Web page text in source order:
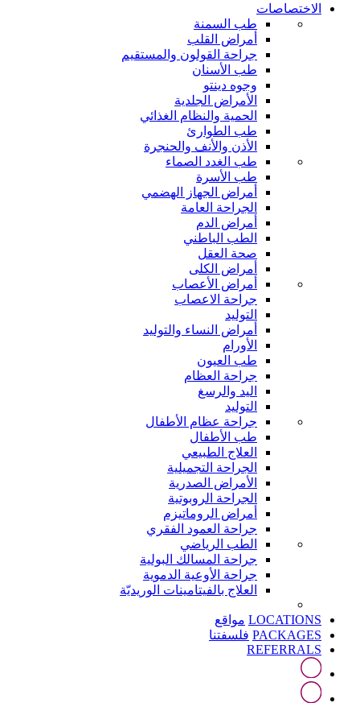
الاختصاصات
طب السمنة
أمراض القلب
جراحة القولون والمستقيم
طب الأسنان
وجوه دينتو
الأمراض الجلدية
الحمية والنظام الغذائي
طب الطوارئ
الأذن والأنف والحنجرة
طب الغدد الصماء
طب الأسرة
أمراض الجهاز الهضمي
الجراحة العامة
أمراض الدم
الطب الباطني
صحة العقل
أمراض الكلى
أمراض الأعصاب
جراحة الاعصاب
التوليد
أمراض النساء والتوليد
الأورام
طب العيون
جراحة العظام
اليد والرسغ
التوليد
جراحة عظام الأطفال
طب الأطفال
العلاج الطبيعي
الجراحة التجميلية
الأمراض الصدرية
الجراحة الروبوتية
أمراض الروماتيزم
جراحة العمود الفقري
الطب الرياضي
جراحة المسالك البولية
جراحة الأوعية الدموية
العلاج بالفيتامينات الوريديّة
LOCATIONS مواقع
PACKAGES فلسفتنا
REFERRALS